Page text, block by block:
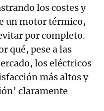
los costes y
un motor térmico,
por completo.
qué, pese a las
los eléctricos
más altos y
claramente